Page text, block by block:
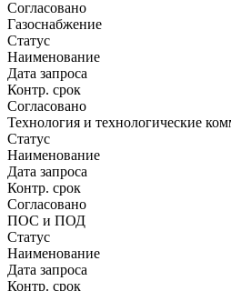
Согласовано
Газоснабжение
Статус
Наименование
Дата запроса
Контр. срок
Согласовано
Технология и технологические
Статус
Наименование
Дата запроса
Контр. срок
Согласовано
ПОС и ПОД
Статус
Наименование
Дата запроса
Контр. срок